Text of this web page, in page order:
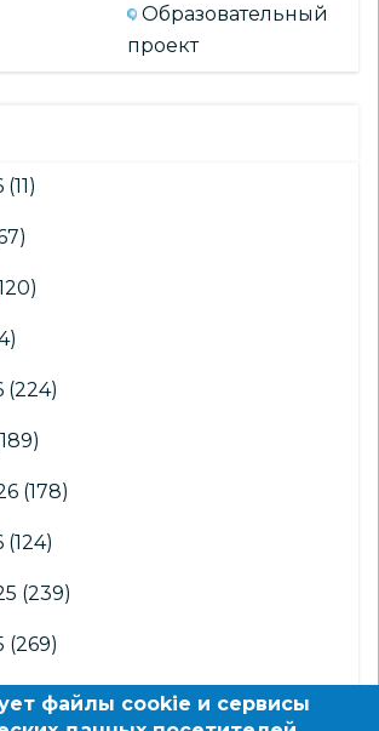
Образовательный
проект
(11)
(224)
(178)
(124)
(239)
(269)
(266)файлы cookie и сервисы